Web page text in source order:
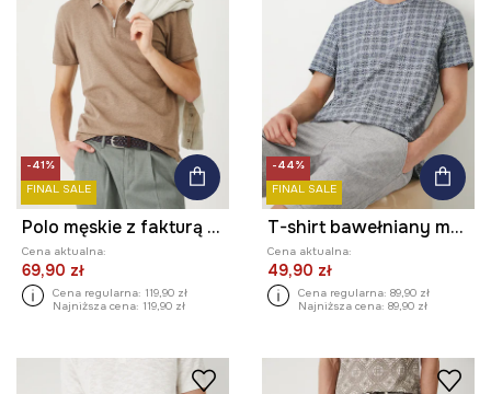
-41%
FINAL SALE
Polo męskie z fakturą kolor beżowy
Cena aktualna:
69,90 zł
Cena regularna: 119,90 zł
Najniższa cena: 119,90 zł
-44%
FINAL SALE
T-shirt bawełniany męski z drobnym wzorem kolor beżowy
Cena aktualna:
49,90 zł
Cena regularna: 89,90 zł
Najniższa cena: 89,90 zł